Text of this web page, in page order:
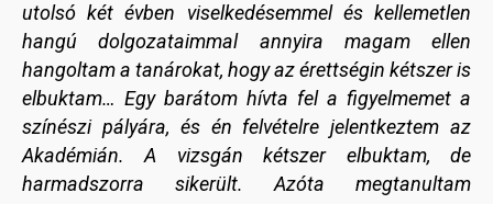
utolsó két évben viselkedésemmel és kellemetlen
hangú dolgozataimmal annyira magam ellen
hangoltam a tanárokat, hogy az érettségin kétszer is
elbuktam… Egy barátom hívta fel a figyelmemet a
színészi pályára, és én felvételre jelentkeztem az
Akadémián. A vizsgán kétszer elbuktam, de
harmadszorra sikerült. Azóta megtanultam